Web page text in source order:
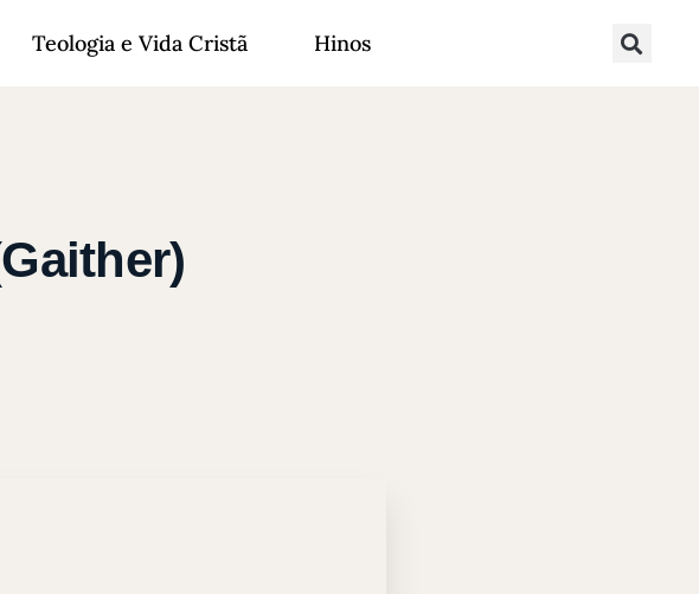
Teologia e Vida Cristã Hinos